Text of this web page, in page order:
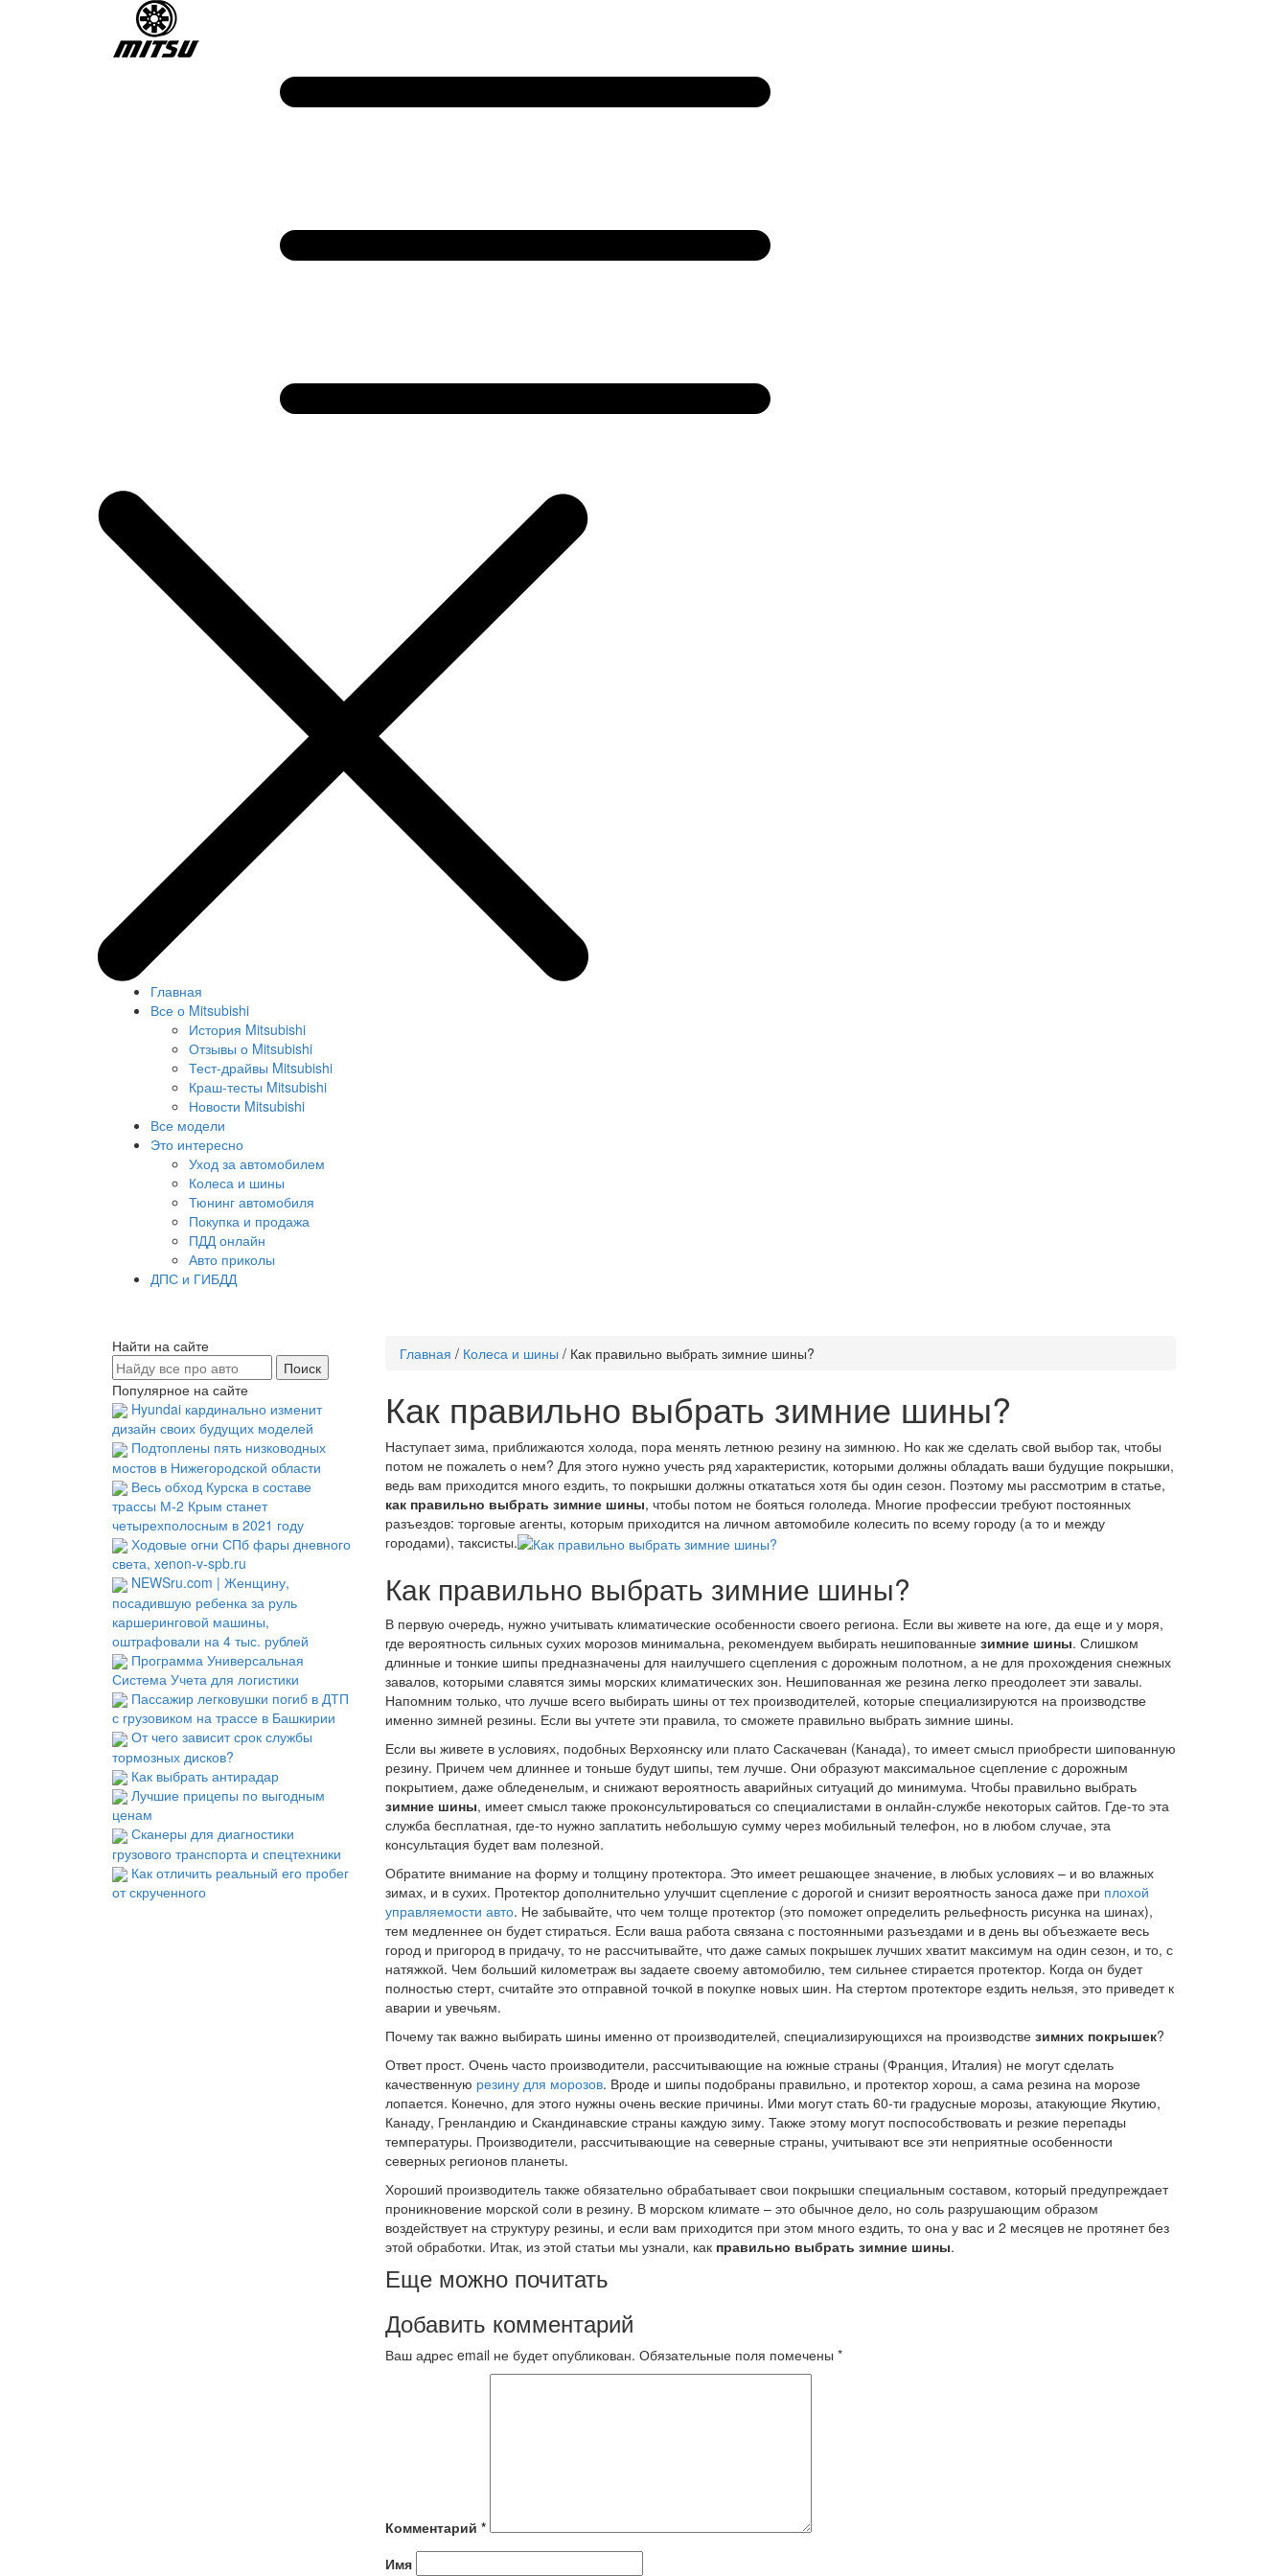
Главная
Все о Mitsubishi
История Mitsubishi
Отзывы о Mitsubishi
Тест-драйвы Mitsubishi
Краш-тесты Mitsubishi
Новости Mitsubishi
Все модели
Это интересно
Уход за автомобилем
Колеса и шины
Тюнинг автомобиля
Покупка и продажа
ПДД онлайн
Авто приколы
ДПС и ГИБДД
Главная / Колеса и шины / Как правильно выбрать зимние шины?
Как правильно выбрать зимние шины?
Наступает зима, приближаются холода, пора менять летнюю резину на зимнюю. Но как же сделать свой выбор так, чтобы
потом не пожалеть о нем? Для этого нужно учесть ряд характеристик, которыми должны обладать ваши будущие покрышки,
ведь вам приходится много ездить, то покрышки должны откататься хотя бы один сезон. Поэтому мы рассмотрим в статье,
как правильно выбрать зимние шины, чтобы потом не бояться гололеда. Многие профессии требуют постоянных
разъездов: торговые агенты, которым приходится на личном автомобиле колесить по всему городу (а то и между
городами), таксисты.
Как правильно выбрать зимние шины?
В первую очередь, нужно учитывать климатические особенности своего региона. Если вы живете на юге, да еще и у моря,
где вероятность сильных сухих морозов минимальна, рекомендуем выбирать нешипованные зимние шины. Слишком
длинные и тонкие шипы предназначены для наилучшего сцепления с дорожным полотном, а не для прохождения снежных
завалов, которыми славятся зимы морских климатических зон. Нешипованная же резина легко преодолеет эти завалы.
Напомним только, что лучше всего выбирать шины от тех производителей, которые специализируются на производстве
именно зимней резины. Если вы учтете эти правила, то сможете правильно выбрать зимние шины.
Если вы живете в условиях, подобных Верхоянску или плато Саскачеван (Канада), то имеет смысл приобрести шипованную
резину. Причем чем длиннее и тоньше будут шипы, тем лучше. Они образуют максимальное сцепление с дорожным
покрытием, даже обледенелым, и снижают вероятность аварийных ситуаций до минимума. Чтобы правильно выбрать
зимние шины, имеет смысл также проконсультироваться со специалистами в онлайн-службе некоторых сайтов. Где-то эта
служба бесплатная, где-то нужно заплатить небольшую сумму через мобильный телефон, но в любом случае, эта
консультация будет вам полезной.
Обратите внимание на форму и толщину протектора. Это имеет решающее значение, в любых условиях – и во влажных
зимах, и в сухих. Протектор дополнительно улучшит сцепление с дорогой и снизит вероятность заноса даже при плохой
управляемости авто. Не забывайте, что чем толще протектор (это поможет определить рельефность рисунка на шинах),
тем медленнее он будет стираться. Если ваша работа связана с постоянными разъездами и в день вы объезжаете весь
город и пригород в придачу, то не рассчитывайте, что даже самых покрышек лучших хватит максимум на один сезон, и то, с
натяжкой. Чем больший километраж вы задаете своему автомобилю, тем сильнее стирается протектор. Когда он будет
полностью стерт, считайте это отправной точкой в покупке новых шин. На стертом протекторе ездить нельзя, это приведет к
аварии и увечьям.
Почему так важно выбирать шины именно от производителей, специализирующихся на производстве зимних покрышек?
Ответ прост. Очень часто производители, рассчитывающие на южные страны (Франция, Италия) не могут сделать
качественную резину для морозов. Вроде и шипы подобраны правильно, и протектор хорош, а сама резина на морозе
лопается. Конечно, для этого нужны очень веские причины. Ими могут стать 60-ти градусные морозы, атакующие Якутию,
Канаду, Гренландию и Скандинавские страны каждую зиму. Также этому могут поспособствовать и резкие перепады
температуры. Производители, рассчитывающие на северные страны, учитывают все эти неприятные особенности
северных регионов планеты.
Хороший производитель также обязательно обрабатывает свои покрышки специальным составом, который предупреждает
проникновение морской соли в резину. В морском климате – это обычное дело, но соль разрушающим образом
воздействует на структуру резины, и если вам приходится при этом много ездить, то она у вас и 2 месяцев не протянет без
этой обработки. Итак, из этой статьи мы узнали, как правильно выбрать зимние шины.
Еще можно почитать
Добавить комментарий
Ваш адрес email не будет опубликован. Обязательные поля помечены *
Комментарий *
Имя
Найти на сайте
Популярное на сайте
Hyundai кардинально изменит
дизайн своих будущих моделей
Подтоплены пять низководных
мостов в Нижегородской области
Весь обход Курска в составе
трассы М-2 Крым станет
четырехполосным в 2021 году
Ходовые огни СПб фары дневного
света, xenon-v-spb.ru
NEWSru.com | Женщину,
посадившую ребенка за руль
каршеринговой машины,
оштрафовали на 4 тыс. рублей
Программа Универсальная
Система Учета для логистики
Пассажир легковушки погиб в ДТП
с грузовиком на трассе в Башкирии
От чего зависит срок службы
тормозных дисков?
Как выбрать антирадар
Лучшие прицепы по выгодным
ценам
Сканеры для диагностики
грузового транспорта и спецтехники
Как отличить реальный его пробег
от скрученного